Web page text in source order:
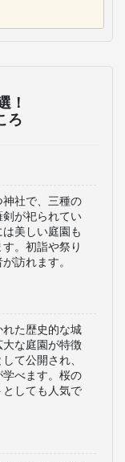
！
ろ
神社で、三種の
が祀られてい
美しい庭園も
。初詣や祭り
訪れます。
た歴史的な城
な庭園が特徴
て公開され、
べます。桜の
しても人気で